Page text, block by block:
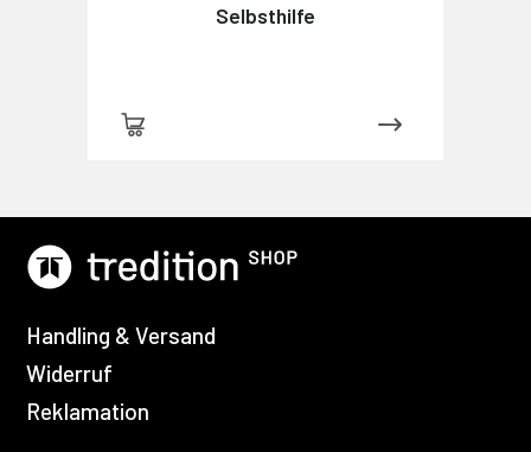
Selbsthilfe
Handling & Versand
Widerruf
Reklamation